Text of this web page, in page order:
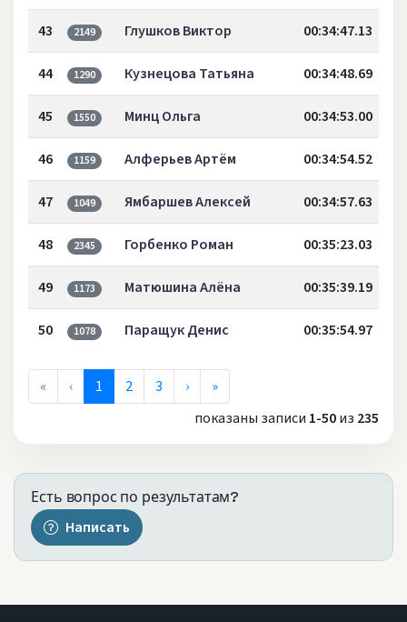
43 2149 Глушков Виктор 00:34:47.13
44 1290 Кузнецова Татьяна 00:34:48.69
45 1550 Минц Ольга 00:34:53.00
46 1159 Алферьев Артём 00:34:54.52
47 1049 Ямбаршев Алексей 00:34:57.63
48 2345 Горбенко Роман 00:35:23.03
49 1173 Матюшина Алёна 00:35:39.19
50 1078 Паращук Денис 00:35:54.97
« ‹ 1 2 3 ›
»
показаны записи 1-50из 235
Есть вопрос по результатам?
Написать